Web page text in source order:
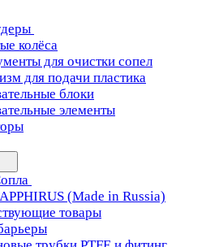
колёса
для очистки сопел
для подачи пластика
блоки
элементы
(Made in Russia)
товары